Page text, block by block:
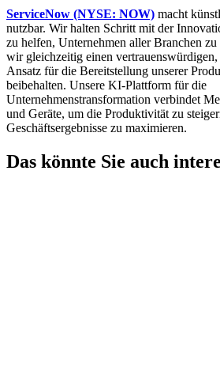
ServiceNow (NYSE: NOW) macht
nutzbar. Wir halten Schritt mit der
zu helfen, Unternehmen aller Branchen
wir gleichzeitig einen vertrauenswürdigen,
Ansatz für die Bereitstellung unserer
beibehalten. Unsere KI-Plattform für die
Unternehmenstransformation verbindet
und Geräte, um die Produktivität zu
Geschäftsergebnisse zu maximieren.
Das könnte Sie auch